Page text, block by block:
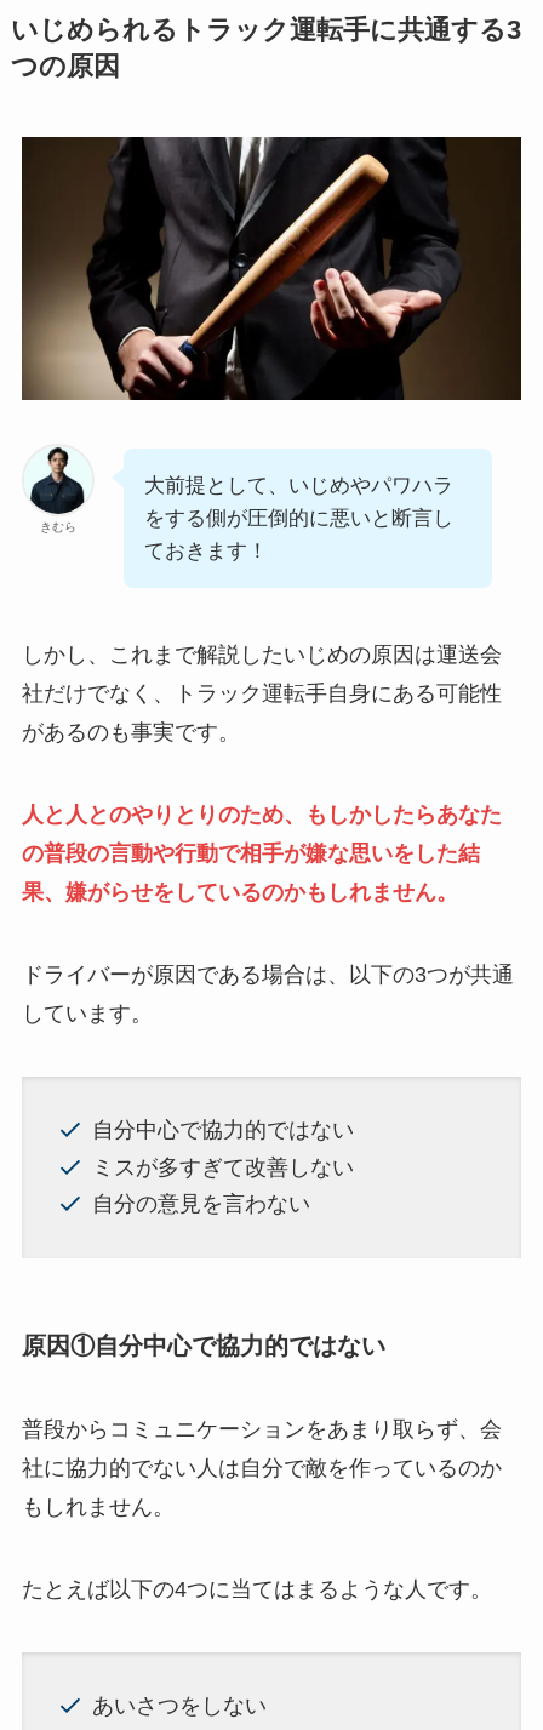
いじめられるトラック運転手に共通する3
つの原因
きむら
大前提として、いじめやパワハラ
をする側が圧倒的に悪いと断言し
ておきます！
しかし、これまで解説したいじめの原因は運送会
社だけでなく、トラック運転手自身にある可能性
があるのも事実です。
人と人とのやりとりのため、もしかしたらあなた
の普段の言動や行動で相手が嫌な思いをした結
果、嫌がらせをしているのかもしれません。
ドライバーが原因である場合は、以下の3つが共通
しています。
自分中心で協力的ではない
ミスが多すぎて改善しない
自分の意見を言わない
原因①自分中心で協力的ではない
普段からコミュニケーションをあまり取らず、会
社に協力的でない人は自分で敵を作っているのか
もしれません。
たとえば以下の4つに当てはまるような人です。
あいさつをしない